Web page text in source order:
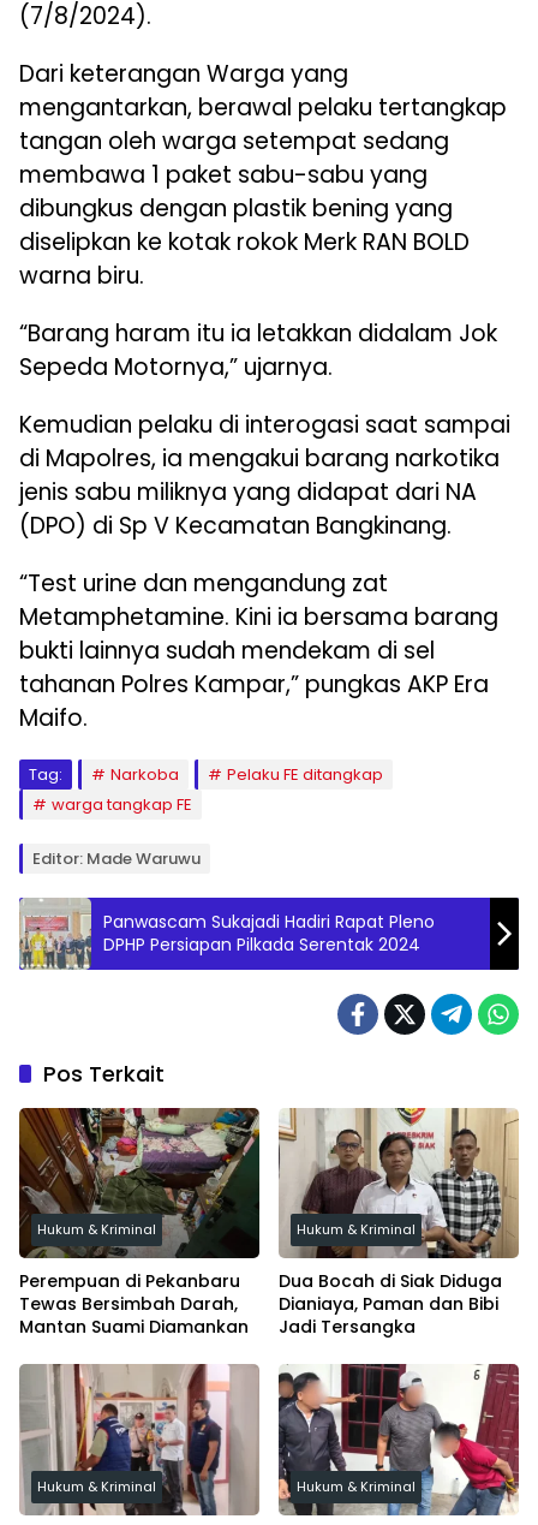
(7/8/2024).
Dari keterangan Warga yang
mengantarkan, berawal pelaku tertangkap
tangan oleh warga setempat sedang
membawa 1 paket sabu-sabu yang
dibungkus dengan plastik bening yang
diselipkan ke kotak rokok Merk RAN BOLD
warna biru.
“Barang haram itu ia letakkan didalam Jok
Sepeda Motornya,” ujarnya.
Kemudian pelaku di interogasi saat sampai
di Mapolres, ia mengakui barang narkotika
jenis sabu miliknya yang didapat dari NA
(DPO) di Sp V Kecamatan Bangkinang.
“Test urine dan mengandung zat
Metamphetamine. Kini ia bersama barang
bukti lainnya sudah mendekam di sel
tahanan Polres Kampar,” pungkas AKP Era
Maifo.
Tag: Narkoba
Pelaku FE ditangkap
warga tangkap FE
Editor: Made Waruwu
Panwascam Sukajadi Hadiri Rapat Pleno
DPHP Persiapan Pilkada Serentak 2024
Pos Terkait
Hukum & Kriminal
Perempuan di Pekanbaru
Tewas Bersimbah Darah,
Mantan Suami Diamankan
Hukum & Kriminal
Dua Bocah di Siak Diduga
Dianiaya, Paman dan Bibi
Jadi Tersangka
Hukum & Kriminal Hukum & Kriminal